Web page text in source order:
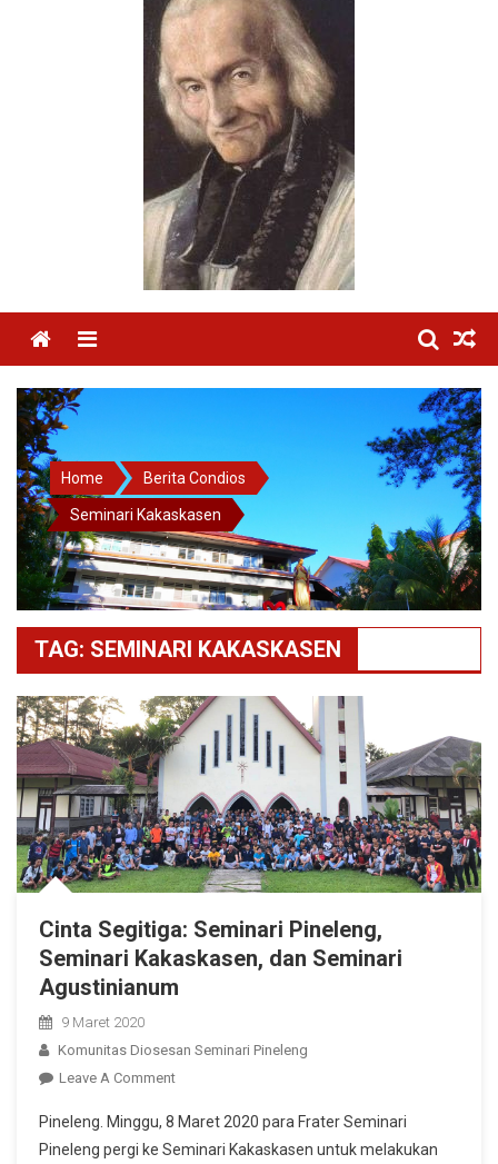
Menu
Home Berita Condios
Seminari Kakaskasen
TAG: SEMINARI KAKASKASEN
Cinta Segitiga: Seminari Pineleng,
Seminari Kakaskasen, dan Seminari
Agustinianum
9 Maret 2020
Komunitas Diosesan Seminari Pineleng
Leave A CommentOn
Segitiga:
Seminari
Pineleng. Minggu, 8 Maret 2020 para Frater Seminari
Pineleng pergi ke Seminari Kakaskasen untuk melakukan